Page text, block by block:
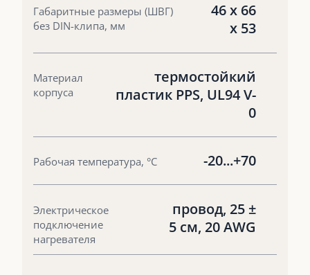
Габаритные размеры (ШВГ)
без DIN-клипа, мм
46 х 66
х 53
Материал
корпуса
термостойкий
пластик PPS, UL94 V-
0
Рабочая температура, °С -20...+70
Электрическое
подключение
нагревателя
провод, 25 ±
5 см, 20 AWG